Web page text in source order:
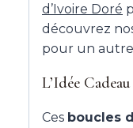
d’Ivoire Doré
découvrez
pour un
L’Idée
Ces boucles